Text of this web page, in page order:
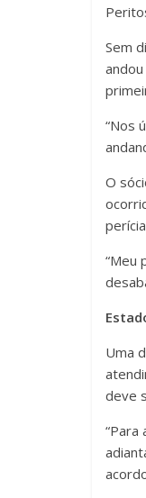
Sem
“Nos
O
“Meu
Uma
deve
“Para